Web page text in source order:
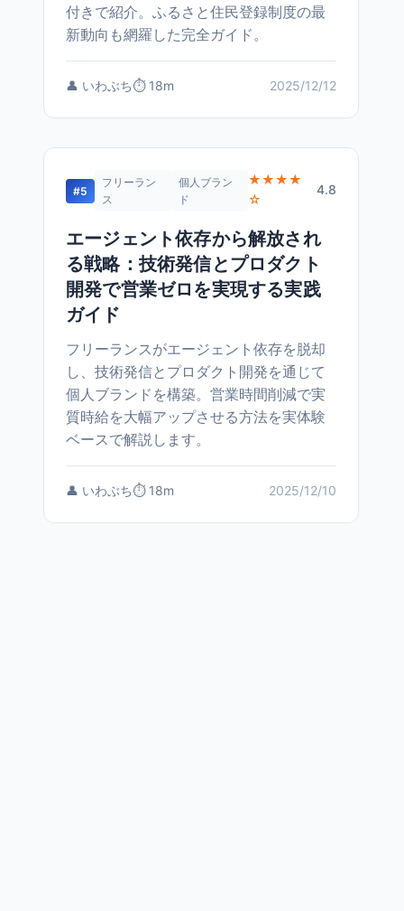
付きで紹介。ふるさと住民登録制度の最
新動向も網羅した完全ガイド。
👤 いわぶち⏱️ 18m 2025/12/12
#5
フリーラン
ス
個人ブラン
ド
★★★★
☆
4.8
エージェント依存から解放され
る戦略：技術発信とプロダクト
開発で営業ゼロを実現する実践
ガイド
フリーランスがエージェント依存を脱却
し、技術発信とプロダクト開発を通じて
個人ブランドを構築。営業時間削減で実
質時給を大幅アップさせる方法を実体験
ベースで解説します。
👤 いわぶち⏱️ 18m 2025/12/10